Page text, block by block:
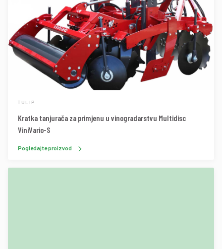
TULIP
Kratka tanjurača za primjenu u vinogradarstvu Multidisc
ViniVario-S
Pogledajte proizvod